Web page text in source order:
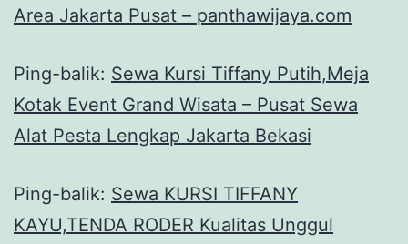
Area Jakarta Pusat – panthawijaya.com
Ping-balik: Sewa Kursi Tiffany Putih,Meja
Kotak Event Grand Wisata – Pusat Sewa
Alat Pesta Lengkap Jakarta Bekasi
Ping-balik: Sewa KURSI TIFFANY
KAYU,TENDA RODER Kualitas Unggul